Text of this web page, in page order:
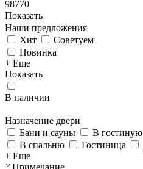
98770
Показать
Наши предложения
Хит
Советуем
Новинка
+ Еще
Показать
В наличии
Назначение двери
Бани и сауны
В гостиную
В спальню
Гостиница
+ Еще